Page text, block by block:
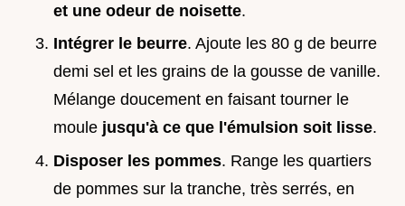
et une odeur de noisette.
Intégrer le beurre. Ajoute les 80 g de beurre
demi sel et les grains de la gousse de vanille.
Mélange doucement en faisant tourner le
moule jusqu'à ce que l'émulsion soit lisse.
Disposer les pommes. Range les quartiers
de pommes sur la tranche, très serrés, en